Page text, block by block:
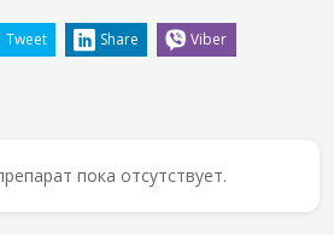
Tweet Share Viber
пока отсутствует.